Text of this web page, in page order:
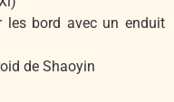
les bord avec un enduit
de Shaoyin